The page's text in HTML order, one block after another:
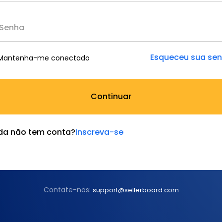
me conectado Esqueceu sua
Continuar
não tem conta?Inscreva-se
Contate-nos: support@sellerboard.com